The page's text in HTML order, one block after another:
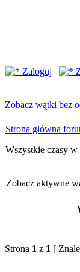
Zaloguj
Zobacz wątki bez
Strona główna
Wszystkie czasy
Zobacz aktywne
Strona 1 z 1 [